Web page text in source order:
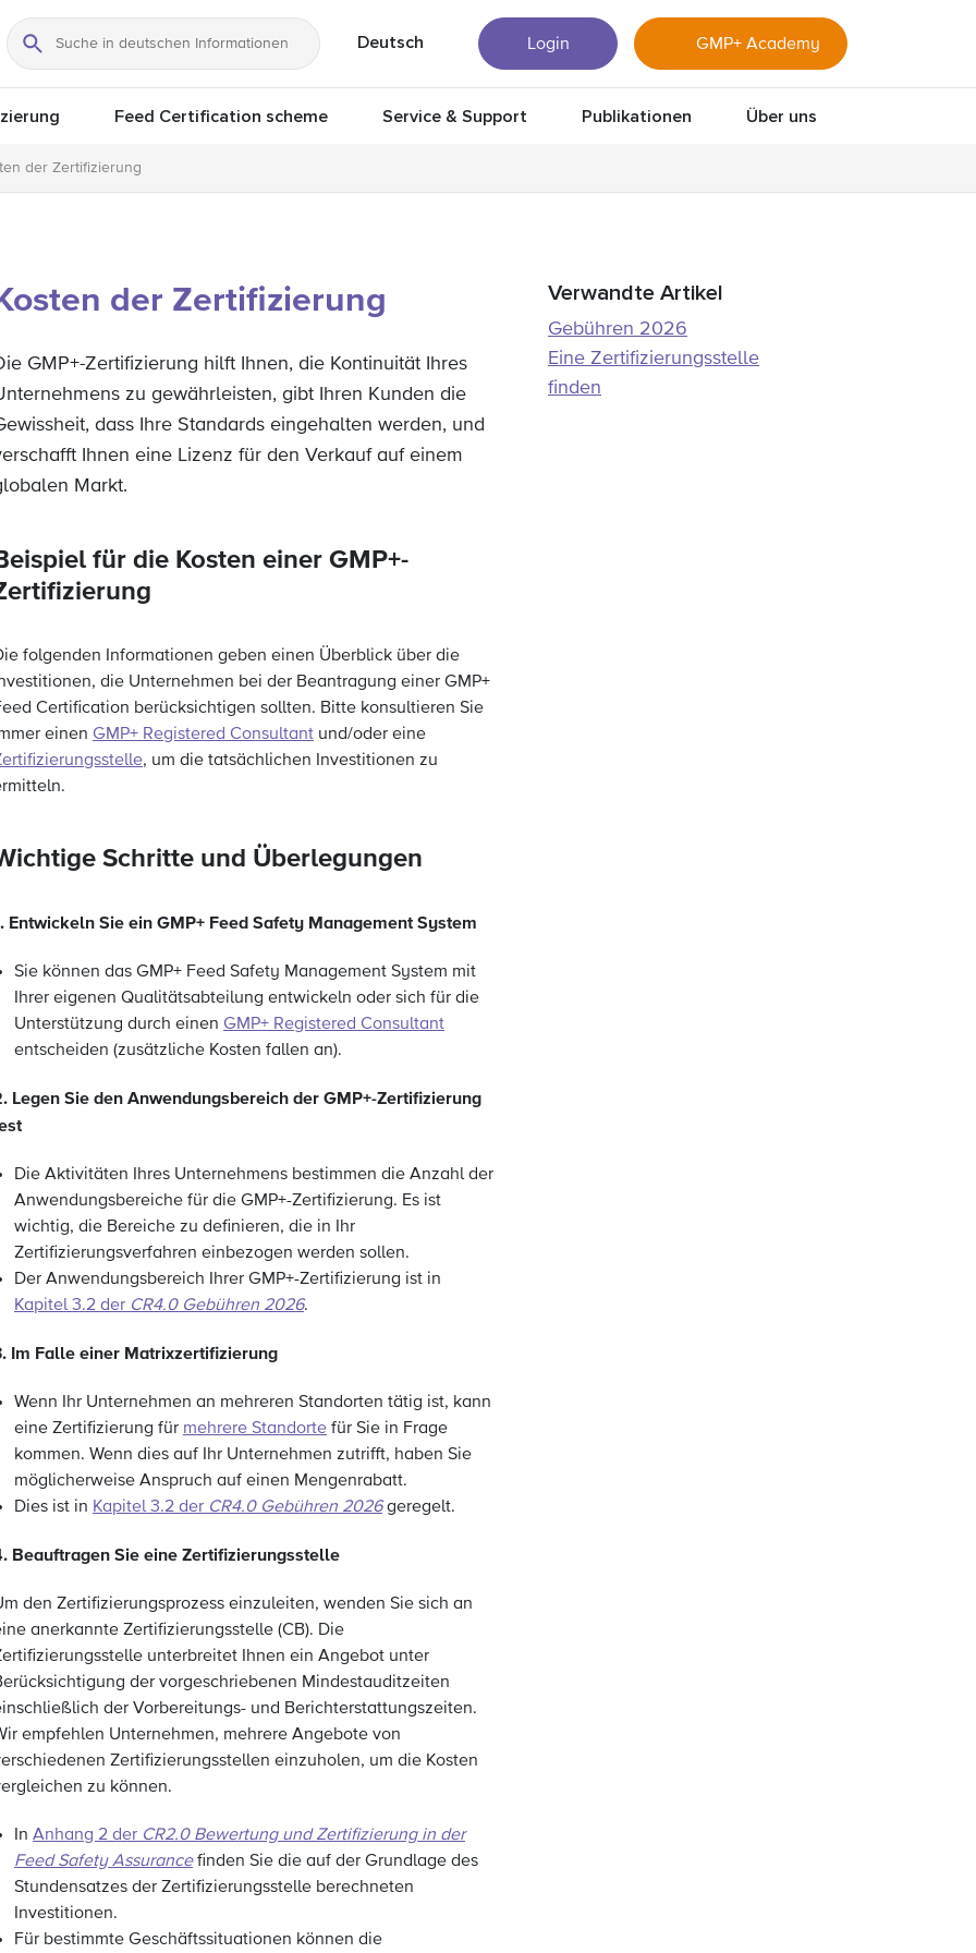
Suche
Deutsch Login GMP+ Academy
Feed Certification scheme Service & Support Publikationen Über uns
der Zertifizierung
der Zertifizierung
GMP+-Zertifizierung hilft Ihnen, die Kontinuität Ihres
zu gewährleisten, gibt Ihren Kunden die
dass Ihre Standards eingehalten werden, und
Ihnen eine Lizenz für den Verkauf auf einem
Markt.
für die Kosten einer GMP+-
folgenden Informationen geben einen Überblick über die
die Unternehmen bei der Beantragung einer GMP+
Certification berücksichtigen sollten. Bitte konsultieren Sie
einen GMP+ Registered Consultant und/oder eine
, um die tatsächlichen Investitionen zu
Schritte und Überlegungen
Entwickeln Sie ein GMP+ Feed Safety Management System
Sie können das GMP+ Feed Safety Management System mit
Ihrer eigenen Qualitätsabteilung entwickeln oder sich für die
Unterstützung durch einen GMP+ Registered Consultant
entscheiden (zusätzliche Kosten fallen an).
Legen Sie den Anwendungsbereich der GMP+-Zertifizierung
Die Aktivitäten Ihres Unternehmens bestimmen die Anzahl der
Anwendungsbereiche für die GMP+-Zertifizierung. Es ist
wichtig, die Bereiche zu definieren, die in Ihr
Zertifizierungsverfahren einbezogen werden sollen.
Der Anwendungsbereich Ihrer GMP+-Zertifizierung ist in
Kapitel 3.2 der CR4.0 Gebühren 2026.
Im Falle einer Matrixzertifizierung
Wenn Ihr Unternehmen an mehreren Standorten tätig ist, kann
eine Zertifizierung für mehrere Standorte für Sie in Frage
kommen. Wenn dies auf Ihr Unternehmen zutrifft, haben Sie
möglicherweise Anspruch auf einen Mengenrabatt.
Dies ist in Kapitel 3.2 der CR4.0 Gebühren 2026geregelt.
Beauftragen Sie eine Zertifizierungsstelle
den Zertifizierungsprozess einzuleiten, wenden Sie sich an
anerkannte Zertifizierungsstelle (CB). Die
unterbreitet Ihnen ein Angebot unter
der vorgeschriebenen Mindestauditzeiten
der Vorbereitungs- und Berichterstattungszeiten.
empfehlen Unternehmen, mehrere Angebote von
Zertifizierungsstellen einzuholen, um die Kosten
zu können.
In Anhang 2 der CR2.0 Bewertung und Zertifizierung in der
Feed Safety Assurancefinden Sie die auf der Grundlage des
Stundensatzes der Zertifizierungsstelle berechneten
Investitionen.
Für bestimmte Geschäftssituationen können die
Verwandte Artikel
Gebühren 2026
Eine Zertifizierungsstelle
finden